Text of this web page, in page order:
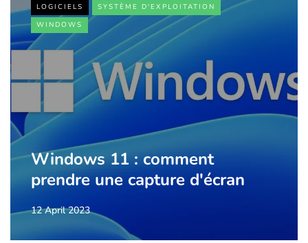
LOGICIELS
SYSTÈME D'EXPLOITATION
WINDOWS
Windows 11 : comment
prendre une capture d'écran
12 April 2023